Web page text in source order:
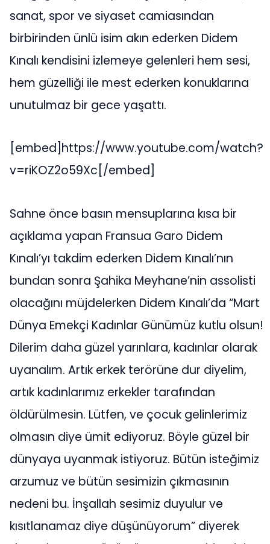
sanat, spor ve siyaset camiasından
birbirinden ünlü isim akın ederken Didem
Kınalı kendisini izlemeye gelenleri hem sesi,
hem güzelliği ile mest ederken konuklarına
unutulmaz bir gece yaşattı.
[embed]https://www.youtube.com/watch?
v=riKOZ2o59Xc[/embed]
Sahne önce basın mensuplarına kısa bir
açıklama yapan Fransua Garo Didem
Kınalı’yı takdim ederken Didem Kınalı’nın
bundan sonra Şahika Meyhane’nin assolisti
olacağını müjdelerken Didem Kınalı’da “Mart
Dünya Emekçi Kadınlar Günümüz kutlu olsun!
Dilerim daha güzel yarınlara, kadınlar olarak
uyanalım. Artık erkek terörüne dur diyelim,
artık kadınlarımız erkekler tarafından
öldürülmesin. Lütfen, ve çocuk gelinlerimiz
olmasın diye ümit ediyoruz. Böyle güzel bir
dünyaya uyanmak istiyoruz. Bütün isteğimiz
arzumuz ve bütün sesimizin çıkmasının
nedeni bu. İnşallah sesimiz duyulur ve
kısıtlanamaz diye düşünüyorum” diyerek